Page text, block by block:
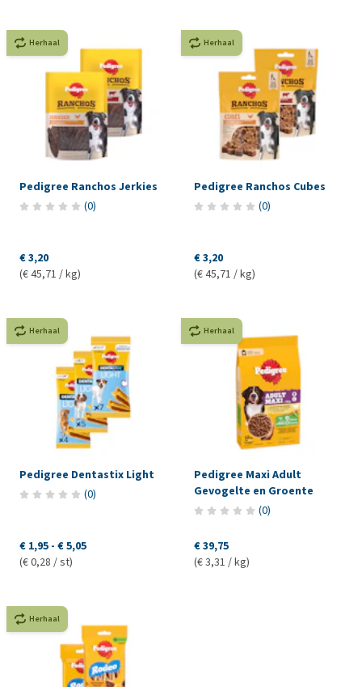
Herhaal
Pedigree Ranchos Jerkies
(0)
€ 3,20
(€ 45,71 / kg)
Herhaal
Pedigree Ranchos Cubes
(0)
€ 3,20
(€ 45,71 / kg)
Herhaal
Pedigree Dentastix Light
(0)
€ 1,95 - € 5,05
(€ 0,28 / st)
Herhaal
Pedigree Maxi Adult
Gevogelte en Groente
(0)
€ 39,75
(€ 3,31 / kg)
Herhaal